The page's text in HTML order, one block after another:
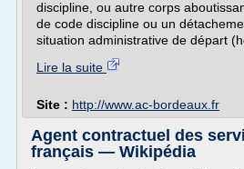
discipline, ou autre corps
de code discipline ou un
situation administrative de départ
Lire la suite
Site : http://www.ac-bordeaux.fr
Agent contractuel des
français — Wikipédia